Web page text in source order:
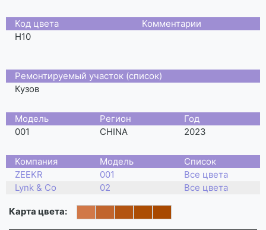
Код цвета
Комментарии
H10
Ремонтируемый участок (список)
Кузов
Moдель Регион
Год
001
CHINA 2023
Компания Модель
Список
ZEEKR
001
Все цвета
Lynk & Co
02 Все цвета
Карта цвета: